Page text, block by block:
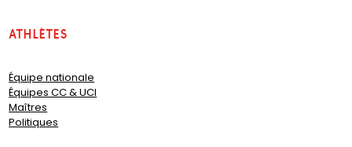
Athlètes
Équipe nationale
Équipes CC & UCI
Maîtres
Politiques